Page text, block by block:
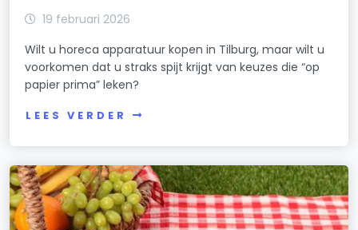
19 februari 2026
Wilt u horeca apparatuur kopen in Tilburg, maar wilt u
voorkomen dat u straks spijt krijgt van keuzes die “op
papier prima” leken?
LEES VERDER